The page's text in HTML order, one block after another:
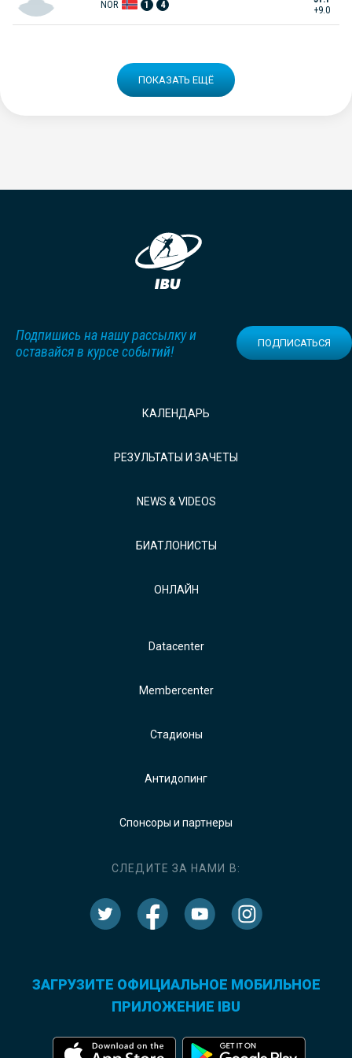
NOR 1 4
+9.0
ПОКАЗАТЬ ЕЩЁ
Подпишись на нашу рассылку и
оставайся в курсе событий!
ПОДПИСАТЬСЯ
КАЛЕНДАРЬ
РЕЗУЛЬТАТЫ И ЗАЧЕТЫ
NEWS & VIDEOS
БИАТЛОНИСТЫ
ОНЛАЙН
Datacenter
Membercenter
Стадионы
Антидопинг
Спонсоры и партнеры
СЛЕДИТЕ ЗА НАМИ В:
ЗАГРУЗИТЕ ОФИЦИАЛЬНОЕ МОБИЛЬНОЕ
ПРИЛОЖЕНИЕ IBU